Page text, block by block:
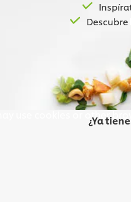
use cookies or other
¿Ya